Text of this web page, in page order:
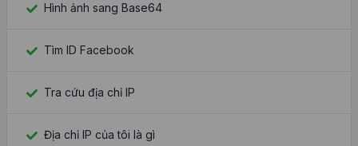
Hình ảnh sang Base64
Tìm ID Facebook
Tra cứu địa chỉ IP
Địa chỉ IP của tôi là gì